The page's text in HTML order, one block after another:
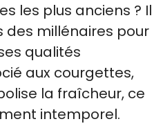
les plus anciens ? Il
des millénaires pour
qualités
aux courgettes,
la fraîcheur, ce
intemporel.